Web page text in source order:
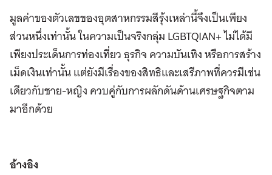
มูลค่าของตัวเลขของอุตสาหกรรมสีรุ้งเหล่านี้จึงเป็นเพียง
ส่วนหนึ่งเท่านั้น ในความเป็นจริงกลุ่ม LGBTQIAN+ ไม่ได้มี
เพียงประเด็นการท่องเที่ยว ธุรกิจ ความบันเทิง หรือการสร้าง
เม็ดเงินเท่านั้น แต่ยังมีเรื่องของสิทธิและเสรีภาพที่ควรมีเช่น
เดียวกับชาย-หญิง ควบคู่กับการผลักดันด้านเศรษฐกิจตาม
มาอีกด้วย
อ้างอิง